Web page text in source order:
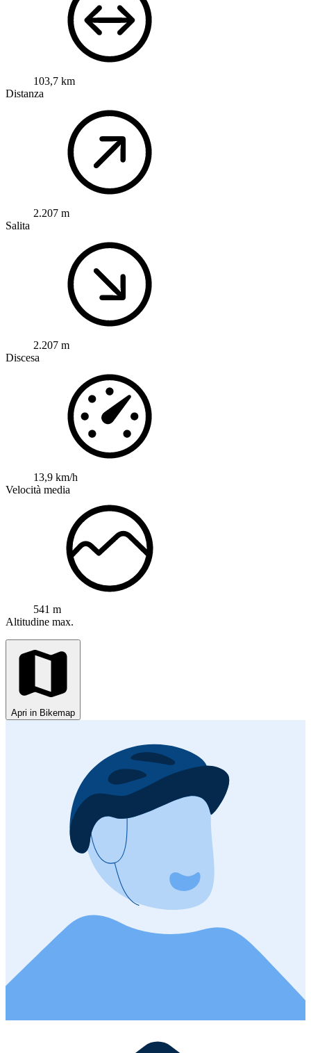
103,7 km
Distanza
2.207 m
Salita
2.207 m
Discesa
13,9 km/h
Velocità media
541 m
Altitudine max.
Apri in Bikemap